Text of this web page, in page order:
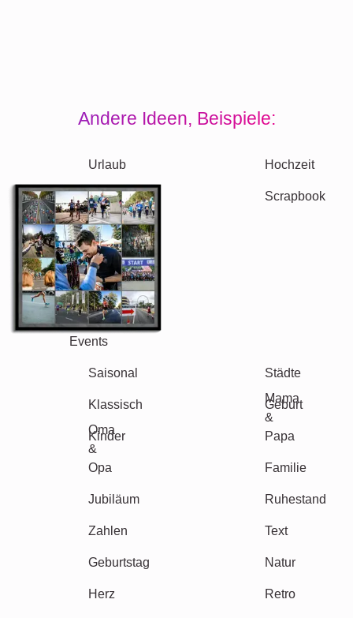
Andere Ideen, Beispiele:
Urlaub Hochzeit
Events
Scrapbook
Saisonal Städte
Klassisch Geburt
Kinder
Mama
&
Papa
Oma
&
Opa
Familie
Jubiläum Ruhestand
Zahlen Text
Geburtstag Natur
Herz Retro